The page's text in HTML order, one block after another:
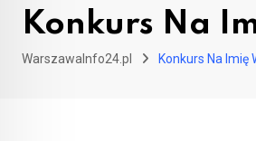
Konkurs Na
WarszawaInfo24.pl Konkurs Na Imię